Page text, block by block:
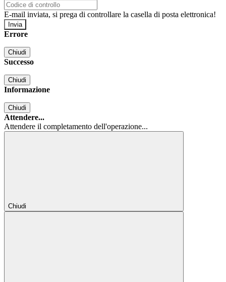
E-mail inviata, si prega di controllare la casella di posta elettronica!
Errore
Chiudi
Successo
Chiudi
Informazione
Chiudi
Attendere...
Attendere il completamento dell'operazione...
Chiudi